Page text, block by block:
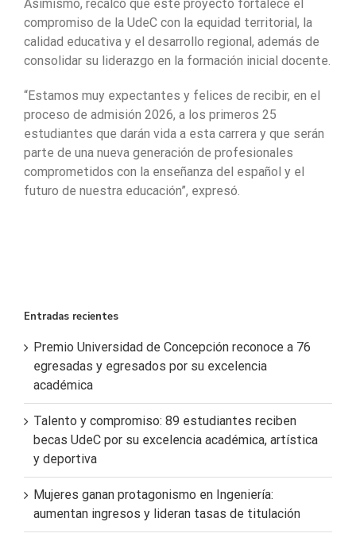
Asimismo, recalcó que este proyecto fortalece el
compromiso de la UdeC con la equidad territorial, la
calidad educativa y el desarrollo regional, además de
consolidar su liderazgo en la formación inicial docente.
“Estamos muy expectantes y felices de recibir, en el
proceso de admisión 2026, a los primeros 25
estudiantes que darán vida a esta carrera y que serán
parte de una nueva generación de profesionales
comprometidos con la enseñanza del español y el
futuro de nuestra educación”, expresó.
Entradas recientes
Premio Universidad de Concepción reconoce a 76
egresadas y egresados por su excelencia
académica
Talento y compromiso: 89 estudiantes reciben
becas UdeC por su excelencia académica, artística
y deportiva
Mujeres ganan protagonismo en Ingeniería:
aumentan ingresos y lideran tasas de titulación